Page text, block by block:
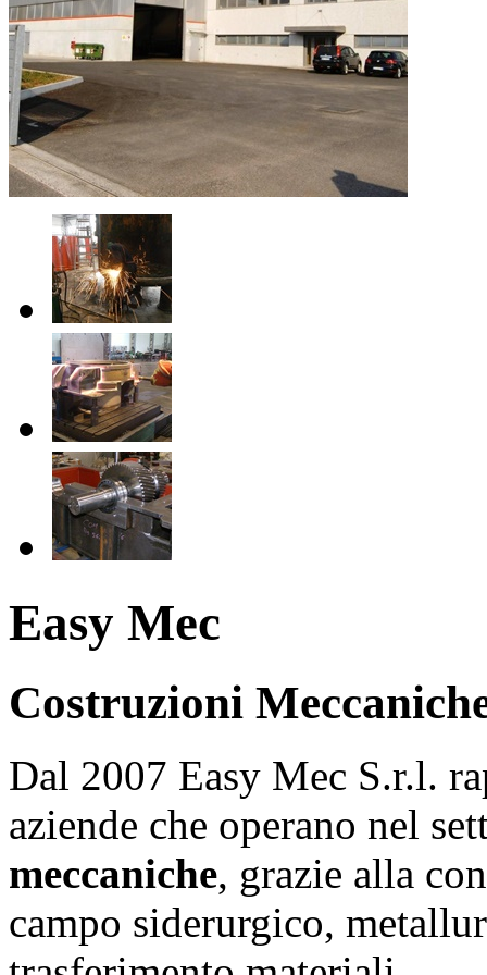
Easy Mec
Costruzioni
Dal 2007 Easy Mec S.r.l.
aziende che operano nel
meccaniche, grazie alla
campo siderurgico,